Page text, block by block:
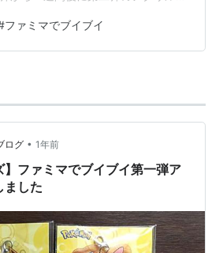
ーンについて 今回の戦利品 おわり
ンについて www.family.co.jp 今
るとおまけのアクリルキーホルダ
です。正式キャンペーン名称は
ファミマでブイブイ
ログ • 1年前
】ファミマでブイブイ第一弾ア
ました